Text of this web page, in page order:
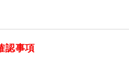
認事項